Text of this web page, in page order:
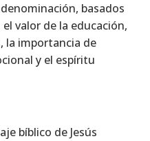
basados
valor de la educación,
la importancia de
y el espíritu
bíblico de Jesús